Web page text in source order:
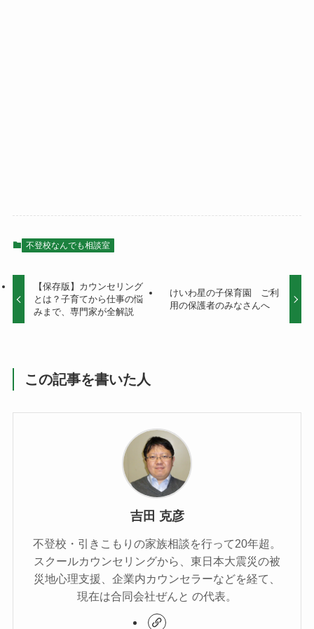
不登校なんでも相談室
【保存版】カウンセリング
とは？子育てから仕事の悩
みまで、専門家が全解説
けいわ星の子保育園 ご利
用の保護者のみなさんへ
この記事を書いた人
吉田 克彦
不登校・引きこもりの家族相談を行って20年超。
スクールカウンセリングから、東日本大震災の被
災地心理支援、企業内カウンセラーなどを経て、
現在は合同会社ぜんと の代表。